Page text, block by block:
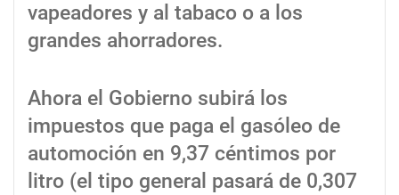
vapeadores y al tabaco o a los
grandes ahorradores.
Ahora el Gobierno subirá los
impuestos que paga el gasóleo de
automoción en 9,37 céntimos por
litro (el tipo general pasará de 0,307